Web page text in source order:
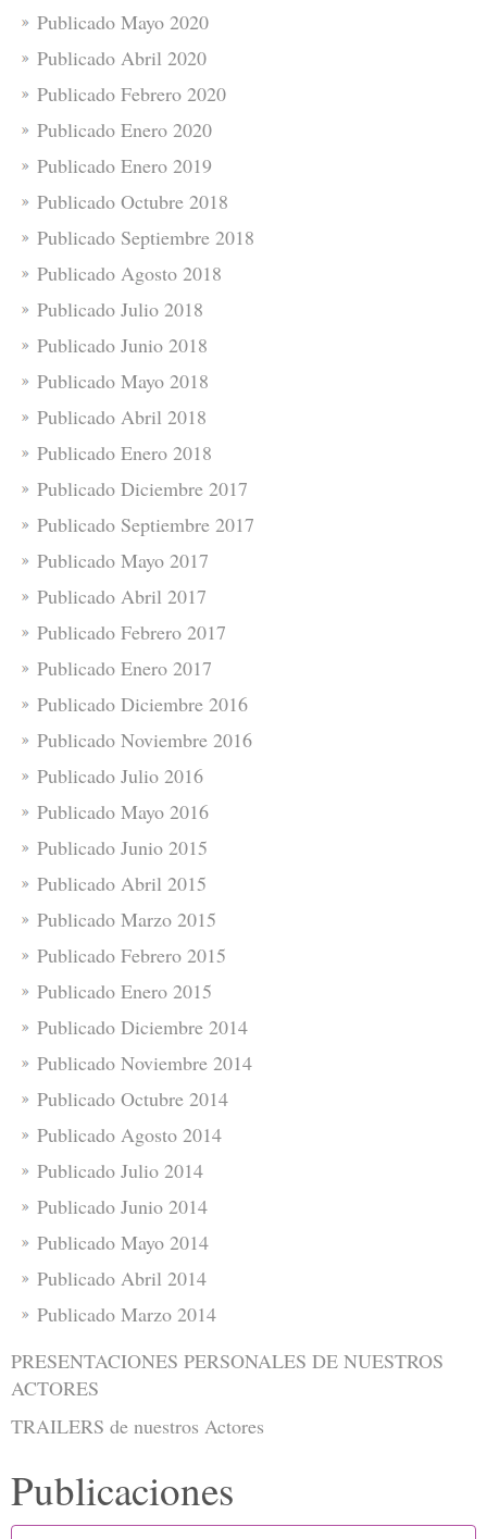
Publicado Mayo 2020
Publicado Abril 2020
Publicado Febrero 2020
Publicado Enero 2020
Publicado Enero 2019
Publicado Octubre 2018
Publicado Septiembre 2018
Publicado Agosto 2018
Publicado Julio 2018
Publicado Junio 2018
Publicado Mayo 2018
Publicado Abril 2018
Publicado Enero 2018
Publicado Diciembre 2017
Publicado Septiembre 2017
Publicado Mayo 2017
Publicado Abril 2017
Publicado Febrero 2017
Publicado Enero 2017
Publicado Diciembre 2016
Publicado Noviembre 2016
Publicado Julio 2016
Publicado Mayo 2016
Publicado Junio 2015
Publicado Abril 2015
Publicado Marzo 2015
Publicado Febrero 2015
Publicado Enero 2015
Publicado Diciembre 2014
Publicado Noviembre 2014
Publicado Octubre 2014
Publicado Agosto 2014
Publicado Julio 2014
Publicado Junio 2014
Publicado Mayo 2014
Publicado Abril 2014
Publicado Marzo 2014
PRESENTACIONES PERSONALES DE NUESTROS
ACTORES
TRAILERS de nuestros Actores
Publicaciones